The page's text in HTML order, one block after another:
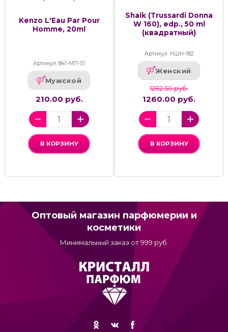
Kenzo L'Eau Par Pour
Homme, 20ml
Артикул: 841-МП-51
Мужской
210.00 руб.
В КОРЗИНУ
Shaik (Trussardi Donna
W 160), edp., 50 ml
(квадратный)
Артикул: НШН-182
Женский
1292.50 руб.
1260.00 руб.
В КОРЗИНУ
Оптовый магазин парфюмерии и
косметики
Минимальный заказ от 999 руб.